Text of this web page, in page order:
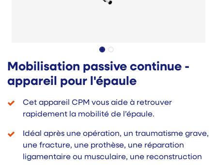
Mobilisation passive continue -
appareil pour l'épaule
Cet appareil CPM vous aide à retrouver
rapidement la mobilité de l’épaule.
Idéal après une opération, un traumatisme grave,
une fracture, une prothèse, une réparation
ligamentaire ou musculaire, une reconstruction